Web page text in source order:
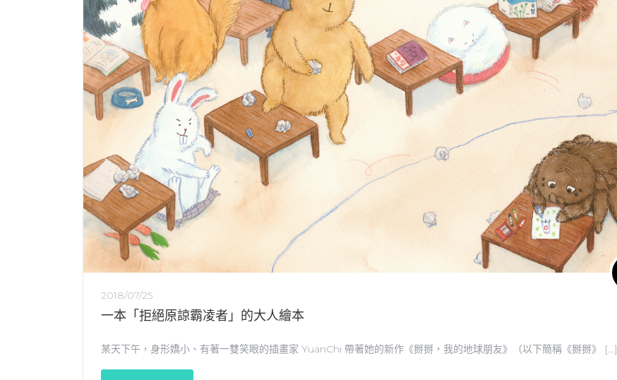
2018/07/25
一本「拒絕原諒霸凌者」的大人繪本
某天下午，身形嬌小、有著一雙笑眼的插畫家 YuanChi 帶著她的新作《掰掰，我的地球朋友》（以下簡稱《掰掰》 […]